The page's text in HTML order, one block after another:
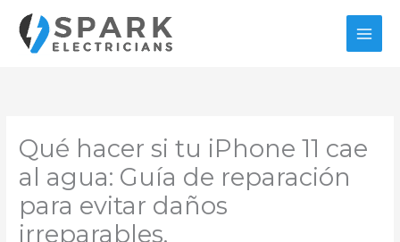
contenido
Qué hacer si tu iPhone 11 cae
al agua: Guía de reparación
para evitar daños
irreparables.